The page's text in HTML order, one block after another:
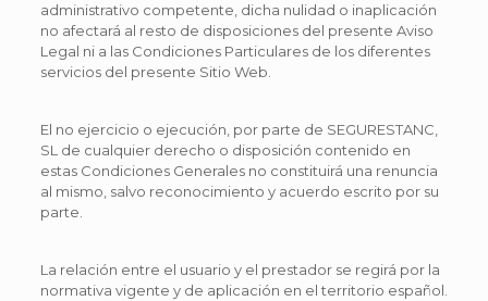
administrativo competente, dicha nulidad o inaplicación
no afectará al resto de disposiciones del presente Aviso
Legal ni a las Condiciones Particulares de los diferentes
servicios del presente Sitio Web.
El no ejercicio o ejecución, por parte de SEGURESTANC,
SL de cualquier derecho o disposición contenido en
estas Condiciones Generales no constituirá una renuncia
al mismo, salvo reconocimiento y acuerdo escrito por su
parte.
La relación entre el usuario y el prestador se regirá por la
normativa vigente y de aplicación en el territorio español.